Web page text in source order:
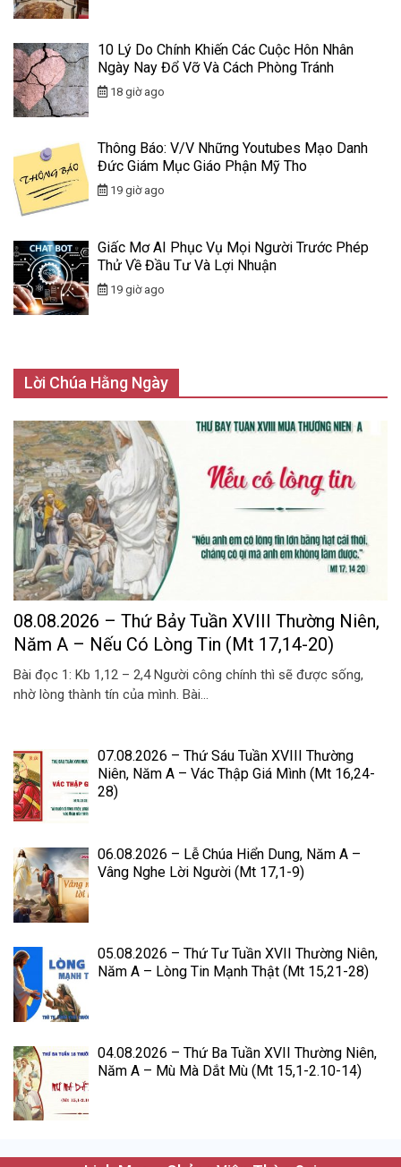
10 Lý Do Chính Khiến Các Cuộc Hôn Nhân
Ngày Nay Đổ Vỡ Và Cách Phòng Tránh
18 giờ ago
Thông Báo: V/v Những Youtubes Mạo Danh
Đức Giám Mục Giáo Phận Mỹ Tho
19 giờ ago
Giấc Mơ AI Phục Vụ Mọi Người Trước Phép
Thử Về Đầu Tư Và Lợi Nhuận
19 giờ ago
Lời Chúa Hằng Ngày
08.08.2026 – Thứ Bảy Tuần XVIII Thường Niên,
Năm A – Nếu Có Lòng Tin (Mt 17,14-20)
Bài đọc 1: Kb 1,12 – 2,4 Người công chính thì sẽ được sống,
nhờ lòng thành tín của mình. Bài...
07.08.2026 – Thứ Sáu Tuần XVIII Thường
Niên, Năm A – Vác Thập Giá Mình (Mt 16,24-
28)
06.08.2026 – Lễ Chúa Hiển Dung, Năm A –
Vâng Nghe Lời Người (Mt 17,1-9)
05.08.2026 – Thứ Tư Tuần XVII Thường Niên,
Năm A – Lòng Tin Mạnh Thật (Mt 15,21-28)
04.08.2026 – Thứ Ba Tuần XVII Thường Niên,
Năm A – Mù Mà Dắt Mù (Mt 15,1-2.10-14)